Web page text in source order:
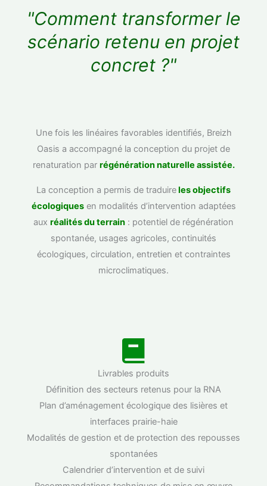
"Comment transformer le
scénario retenu en projet
concret ?​"
Une fois les linéaires favorables identifiés, Breizh
Oasis a accompagné la conception du projet de
renaturation par régénération naturelle assistée.
La conception a permis de traduireles objectifs
écologiquesen modalités d’intervention adaptées
aux réalités du terrain : potentiel de régénération
spontanée, usages agricoles, continuités
écologiques, circulation, entretien et contraintes
microclimatiques.
Livrables produits
Définition des secteurs retenus pour la RNA
Plan d’aménagement écologique des lisières et
interfaces prairie-haie
Modalités de gestion et de protection des repousses
spontanées
Calendrier d’intervention et de suivi